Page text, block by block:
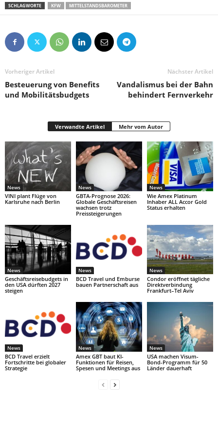
SCHLAGWORTE KFW MITTELSTANDSBAROMETER
Vorheriger Artikel
Besteuerung von Benefits
und Mobilitätsbudgets
Nächster Artikel
Vandalismus bei der Bahn
behindert Fernverkehr
Verwandte Artikel Mehr vom Autor
News
VINI plant Flüge von
Karlsruhe nach Berlin
News
GBTA-Prognose 2026:
Globale Geschäftsreisen
wachsen trotz
Preissteigerungen
News
Wie Amex Platinum
Inhaber ALL Accor Gold
Status erhalten
News
Geschäftsreisebudgets in
den USA dürften 2027
steigen
News
BCD Travel und Emburse
bauen Partnerschaft aus
News
Condor eröffnet tägliche
Direktverbindung
Frankfurt–Tel Aviv
News
BCD Travel erzielt
Fortschritte bei globaler
Strategie
News
Amex GBT baut KI-
Funktionen für Reisen,
Spesen und Meetings aus
News
USA machen Visum-
Bond-Programm für 50
Länder dauerhaft